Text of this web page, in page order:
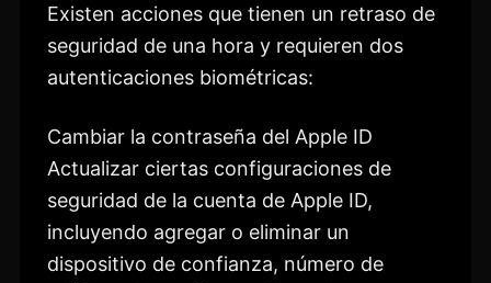
Existen acciones que tienen un retraso de
seguridad de una hora y requieren dos
autenticaciones biométricas:
Cambiar la contraseña del Apple ID
Actualizar ciertas configuraciones de
seguridad de la cuenta de Apple ID,
incluyendo agregar o eliminar un
dispositivo de confianza, número de